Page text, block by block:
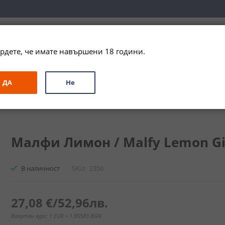
ЗА ПОДАРЪК ПРОМО СПЕЦИАЛНИ ПРЕДЛОЖЕНИЯ
Gin
Малфи Лимон / Malfy Lemon
В наличност SKU 2350
27,08 €/52,96лв.
Валутен курс: 1 EUR = 1.95583 BGN
че имате навършени 18 години.
ДА Не